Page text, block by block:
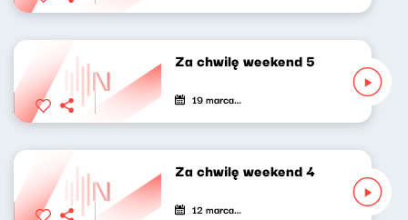
Za chwilę weekend 5
19 marca 2021
Za chwilę weekend 4
12 marca 2021